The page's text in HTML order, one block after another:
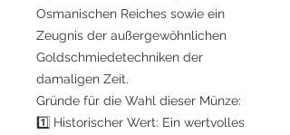
Osmanischen Reiches sowie ein
Zeugnis der außergewöhnlichen
Goldschmiedetechniken der
damaligen Zeit.
Gründe für die Wahl dieser Münze:
1️⃣ Historischer Wert: Ein wertvolles